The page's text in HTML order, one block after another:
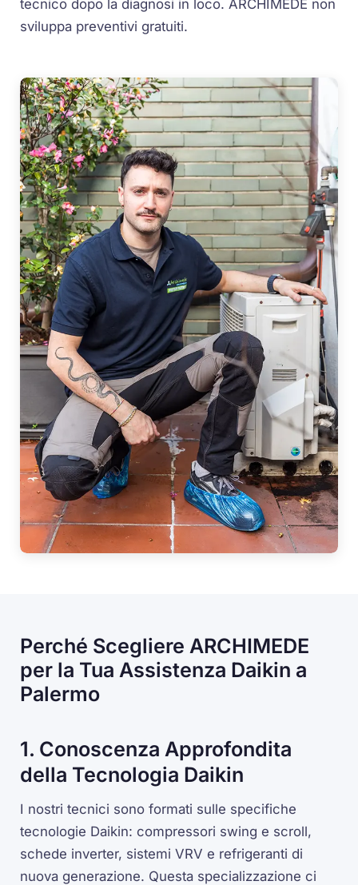
tecnico dopo la diagnosi in loco. ARCHIMEDE non
sviluppa preventivi gratuiti.
Perché Scegliere ARCHIMEDE
per la Tua Assistenza Daikin a
Palermo
1. Conoscenza Approfondita
della Tecnologia Daikin
I nostri tecnici sono formati sulle specifiche
tecnologie Daikin: compressori swing e scroll,
schede inverter, sistemi VRV e refrigeranti di
nuova generazione. Questa specializzazione ci